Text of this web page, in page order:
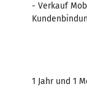
- Verkauf
1 Jahr und 1